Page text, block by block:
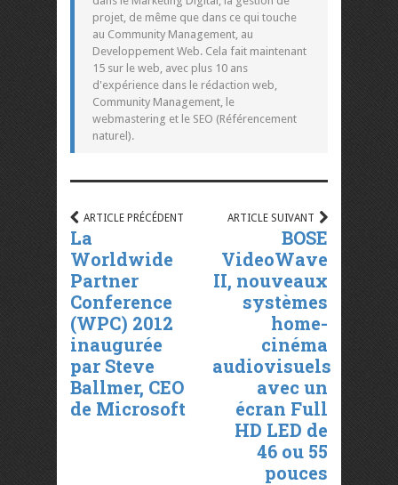
projet, de même que dans ce qui touche
au Community Management, au
Developpement Web. Cela fait maintenant
15 sur le web, avec plus 10 ans
d'expérience dans le rédaction web,
Community Management, le
webmastering et le SEO (Référencement
naturel).
ARTICLE PRÉCÉDENT
La
Worldwide
Partner
Conference
(WPC) 2012
inaugurée
par Steve
Ballmer, CEO
de Microsoft
ARTICLE SUIVANT
BOSE
VideoWave
II, nouveaux
systèmes
home-
cinéma
audiovisuels
avec un
écran Full
HD LED de
46 ou 55
pouces